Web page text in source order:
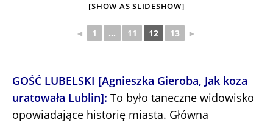
[SHOW AS SLIDESHOW]
◄ 1 ... 11 12 13 ►
GOŚĆ LUBELSKI [Agnieszka Gieroba, Jak koza
uratowała Lublin]: To było taneczne widowisko
opowiadające historię miasta. Główna